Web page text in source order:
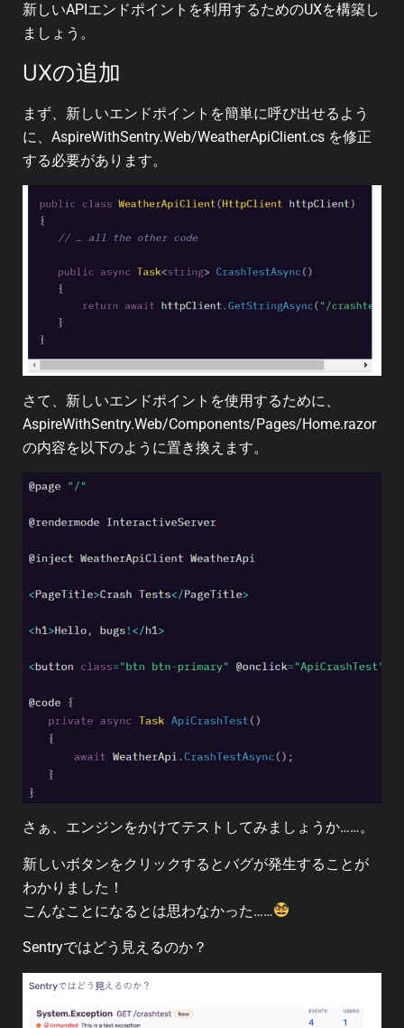
新しいAPIエンドポイントを利用するためのUXを構築し
ましょう。
UXの追加
まず、新しいエンドポイントを簡単に呼び出せるよう
に、AspireWithSentry.Web/WeatherApiClient.cs を修正
する必要があります。
さて、新しいエンドポイントを使用するために、
AspireWithSentry.Web/Components/Pages/Home.razor
の内容を以下のように置き換えます。
さぁ、エンジンをかけてテストしてみましょうか……。
新しいボタンをクリックするとバグが発生することが
わかりました！
こんなことになるとは思わなかった……
Sentryではどう見えるのか？